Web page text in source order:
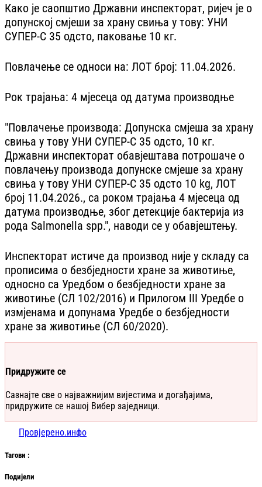
Како је саопштио Државни инспекторат, ријеч је о
допунској смјеши за храну свиња у тову: УНИ
СУПЕР-С 35 одсто, паковање 10 кг.
Повлачење се односи на: ЛОТ број: 11.04.2026.
Рок трајања: 4 мјесеца од датума производње
"Повлачење производа: Допунска смјеша за храну
свиња у тову УНИ СУПЕР-С 35 одсто, 10 кг.
Државни инспекторат обавјештава потрошаче о
повлачењу производа допунске смјеше за храну
свиња у тову УНИ СУПЕР-С 35 одсто 10 kg, ЛОТ
број 11.04.2026., са роком трајања 4 мјесеца од
датума производње, због детекције бактерија из
рода Salmonella spp.", наводи се у обавјештењу.
Инспекторат истиче да производ није у складу са
прописима о безбједности хране за животиње,
односно са Уредбом о безбједности хране за
животиње (СЛ 102/2016) и Прилогом III Уредбе о
измјенама и допунама Уредбе о безбједности
хране за животиње (СЛ 60/2020).
Придружите се
Сазнајте све о најважнијим вијестима и догађајима,
придружите се нашој Вибер заједници.
Провјерено.инфо
Тагови :
Подијели